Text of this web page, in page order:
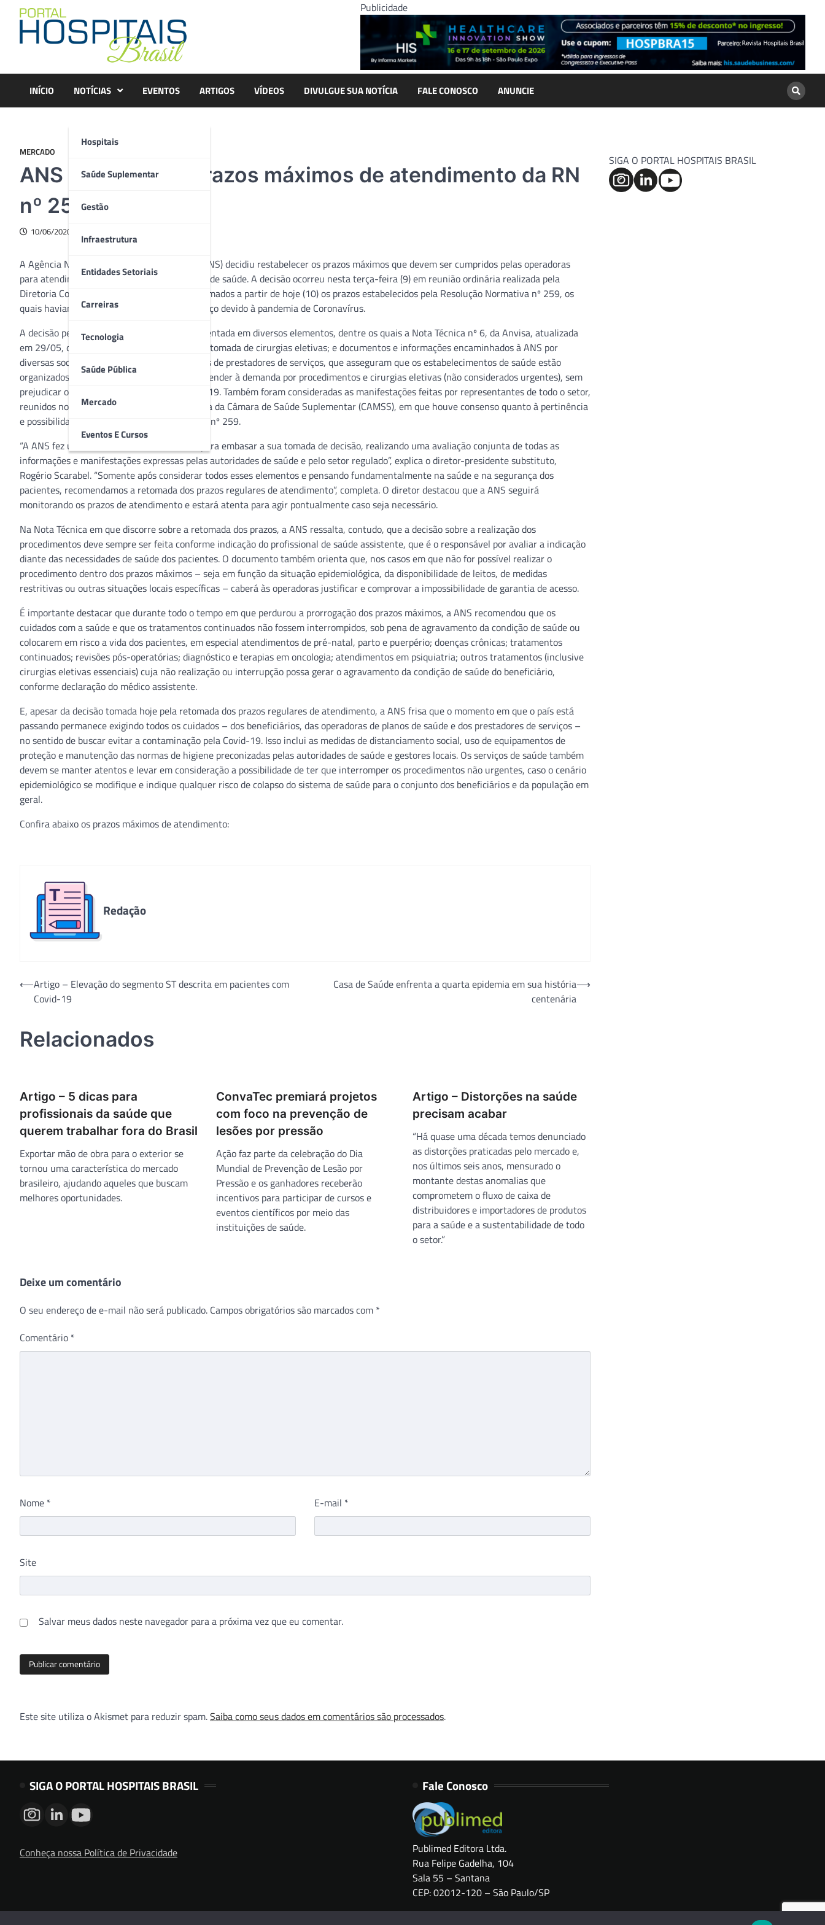
content
Publicidade
INÍCIO NOTÍCIAS
Hospitais
Saúde Suplementar
Gestão
Infraestrutura
Entidades Setoriais
Carreiras
Tecnologia
Saúde Pública
Mercado
Eventos E Cursos
EVENTOS ARTIGOS VÍDEOS DIVULGUE SUA NOTÍCIA FALE CONOSCO ANUNCIE
MERCADO
ANS restabelece prazos máximos de atendimento da RN
nº 259
10/06/2020
A Agência Nacional de Saúde Suplementar (ANS) decidiu restabelecer os prazos máximos que devem ser cumpridos pelas operadoras
para atendimento aos beneficiários de planos de saúde. A decisão ocorreu nesta terça-feira (9) em reunião ordinária realizada pela
Diretoria Colegiada. Com isso, devem ser retomados a partir de hoje (10) os prazos estabelecidos pela Resolução Normativa nº 259, os
quais haviam sido flexibilizados em 25 de março devido à pandemia de Coronavírus.
A decisão pelo fim da prorrogação foi fundamentada em diversos elementos, dentre os quais a Nota Técnica nº 6, da Anvisa, atualizada
em 29/05, que contém orientações sobre a retomada de cirurgias eletivas; e documentos e informações encaminhados à ANS por
diversas sociedades médicas e representações de prestadores de serviços, que asseguram que os estabelecimentos de saúde estão
organizados e têm condições adequadas de atender à demanda por procedimentos e cirurgias eletivas (não considerados urgentes), sem
prejudicar o atendimento aos casos de Covid-19. Também foram consideradas as manifestações feitas por representantes de todo o setor,
reunidos no dia 3/6 em reunião extraordinária da Câmara de Saúde Suplementar (CAMSS), em que houve consenso quanto à pertinência
e possibilidade da retomada dos prazos da RN nº 259.
“A ANS fez uma análise bastante criteriosa para embasar a sua tomada de decisão, realizando uma avaliação conjunta de todas as
informações e manifestações expressas pelas autoridades de saúde e pelo setor regulado”, explica o diretor-presidente substituto,
Rogério Scarabel. “Somente após considerar todos esses elementos e pensando fundamentalmente na saúde e na segurança dos
pacientes, recomendamos a retomada dos prazos regulares de atendimento”, completa. O diretor destacou que a ANS seguirá
monitorando os prazos de atendimento e estará atenta para agir pontualmente caso seja necessário.
Na Nota Técnica em que discorre sobre a retomada dos prazos, a ANS ressalta, contudo, que a decisão sobre a realização dos
procedimentos deve sempre ser feita conforme indicação do profissional de saúde assistente, que é o responsável por avaliar a indicação
diante das necessidades de saúde dos pacientes. O documento também orienta que, nos casos em que não for possível realizar o
procedimento dentro dos prazos máximos – seja em função da situação epidemiológica, da disponibilidade de leitos, de medidas
restritivas ou outras situações locais específicas – caberá às operadoras justificar e comprovar a impossibilidade de garantia de acesso.
É importante destacar que durante todo o tempo em que perdurou a prorrogação dos prazos máximos, a ANS recomendou que os
cuidados com a saúde e que os tratamentos continuados não fossem interrompidos, sob pena de agravamento da condição de saúde ou
colocarem em risco a vida dos pacientes, em especial atendimentos de pré-natal, parto e puerpério; doenças crônicas; tratamentos
continuados; revisões pós-operatórias; diagnóstico e terapias em oncologia; atendimentos em psiquiatria; outros tratamentos (inclusive
cirurgias eletivas essenciais) cuja não realização ou interrupção possa gerar o agravamento da condição de saúde do beneficiário,
conforme declaração do médico assistente.
E, apesar da decisão tomada hoje pela retomada dos prazos regulares de atendimento, a ANS frisa que o momento em que o país está
passando permanece exigindo todos os cuidados – dos beneficiários, das operadoras de planos de saúde e dos prestadores de serviços –
no sentido de buscar evitar a contaminação pela Covid-19. Isso inclui as medidas de distanciamento social, uso de equipamentos de
proteção e manutenção das normas de higiene preconizadas pelas autoridades de saúde e gestores locais. Os serviços de saúde também
devem se manter atentos e levar em consideração a possibilidade de ter que interromper os procedimentos não urgentes, caso o cenário
epidemiológico se modifique e indique qualquer risco de colapso do sistema de saúde para o conjunto dos beneficiários e da população em
geral.
Confira abaixo os prazos máximos de atendimento:
Redação
Navegação
⟵Artigo – Elevação do segmento ST descrita em pacientes com
Covid-19
Casa de Saúde enfrenta a quarta epidemia em sua história
centenária
⟶
Relacionados
Artigo – 5 dicas para
profissionais da saúde que
querem trabalhar fora do Brasil
Exportar mão de obra para o exterior se
tornou uma característica do mercado
brasileiro, ajudando aqueles que buscam
melhores oportunidades.
ConvaTec premiará projetos
com foco na prevenção de
lesões por pressão
Ação faz parte da celebração do Dia
Mundial de Prevenção de Lesão por
Pressão e os ganhadores receberão
incentivos para participar de cursos e
eventos científicos por meio das
instituições de saúde.
Artigo – Distorções na saúde
precisam acabar
“Há quase uma década temos denunciado
as distorções praticadas pelo mercado e,
nos últimos seis anos, mensurado o
montante destas anomalias que
comprometem o fluxo de caixa de
distribuidores e importadores de produtos
para a saúde e a sustentabilidade de todo
o setor.”
Deixe um comentário
O seu endereço de e-mail não será publicado. Campos obrigatórios são marcados com *
Comentário *
Nome * E-mail *
Site
Salvar meus dados neste navegador para a próxima vez que eu comentar.
Este site utiliza o Akismet para reduzir spam.Saiba como seus dados em comentários são processados.
SIGA O PORTAL HOSPITAIS BRASIL
SIGA O PORTAL HOSPITAIS BRASIL
Conheça nossa Política de Privacidade
Fale Conosco
Publimed Editora Ltda.
Rua Felipe Gadelha, 104
Sala 55 – Santana
CEP: 02012-120 – São Paulo/SP